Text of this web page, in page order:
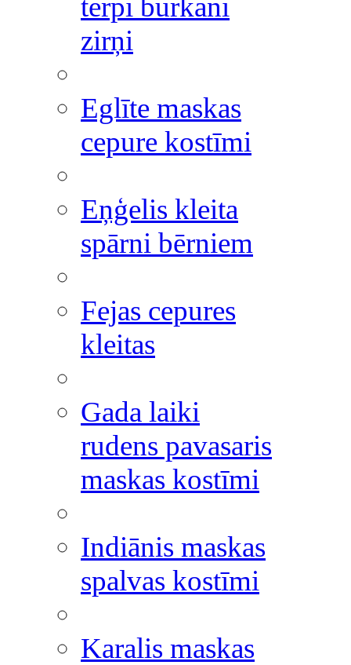
tērpi burkāni
zirņi
Eglīte maskas
cepure kostīmi
Eņģelis kleita
spārni bērniem
Fejas cepures
kleitas
Gada laiki
rudens pavasaris
maskas kostīmi
Indiānis maskas
spalvas kostīmi
Karalis maskas